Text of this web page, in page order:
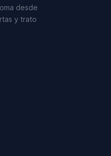
desde
y trato